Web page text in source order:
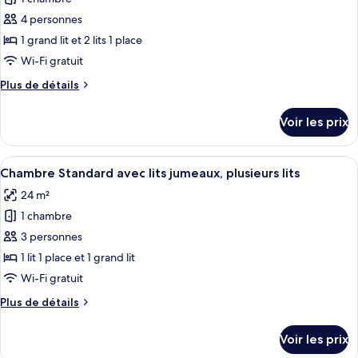
grand
lit
pour
ce
type
chambre :
4 personnes
1 grand lit et 2 lits 1 place
Wi-Fi gratuit
Plus de détails
Plus
le
type
de
Chambre
Familiale
Voir les prix
Afficher
toutes
les
photos
pour
ce
type
chambre :
Chambre Standard avec lits
6
Chambre Standard avec lits jumeaux, plusieurs lits
24 m²
1 chambre
3 personnes
1 lit 1 place et 1 grand lit
Wi-Fi gratuit
Plus de détails
Plus
Voir les prix